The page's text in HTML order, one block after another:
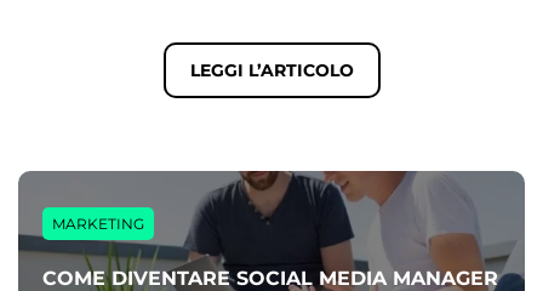
LEGGI L’ARTICOLO
MARKETING
COME DIVENTARE SOCIAL MEDIA MANAGER